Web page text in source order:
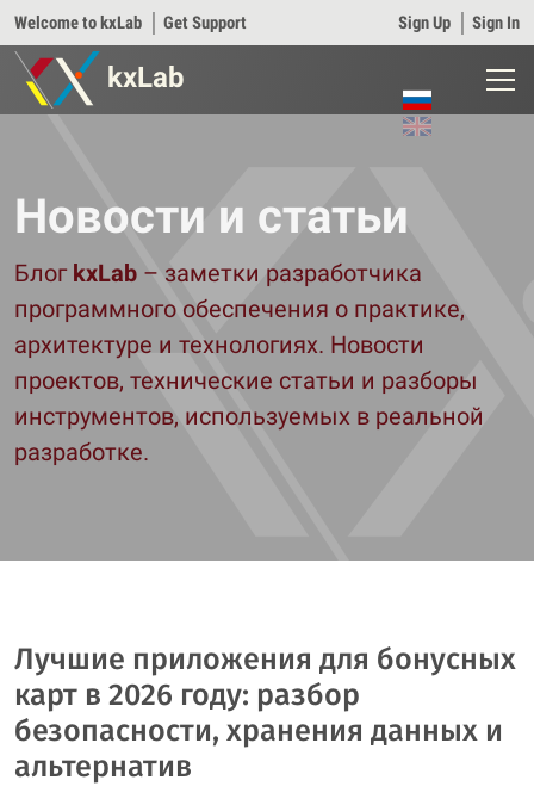
Welcome to kxLab Get Support Sign Up Sign In
kxLab
Новости и статьи
Блог kxLab – заметки разработчика
программного обеспечения о практике,
архитектуре и технологиях. Новости
проектов, технические статьи и разборы
инструментов, используемых в реальной
разработке.
Лучшие приложения для бонусных
карт в 2026 году: разбор
безопасности, хранения данных и
альтернатив